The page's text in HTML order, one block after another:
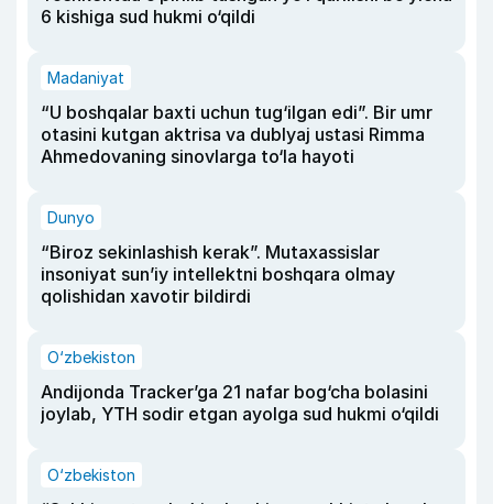
6 kishiga sud hukmi o‘qildi
Madaniyat
“U boshqalar baxti uchun tug‘ilgan edi”. Bir umr
otasini kutgan aktrisa va dublyaj ustasi Rimma
Ahmedovaning sinovlarga to‘la hayoti
Dunyo
“Biroz sekinlashish kerak”. Mutaxassislar
insoniyat sun’iy intellektni boshqara olmay
qolishidan xavotir bildirdi
O‘zbekiston
Andijonda Tracker’ga 21 nafar bog‘cha bolasini
joylab, YTH sodir etgan ayolga sud hukmi o‘qildi
O‘zbekiston